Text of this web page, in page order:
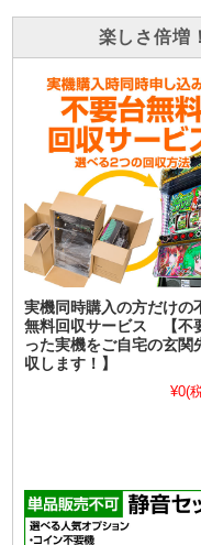
楽しさ倍増
実機同時購入の方だけの
無料回収サービス 【不
った実機をご自宅の玄関
収します！】
¥0(